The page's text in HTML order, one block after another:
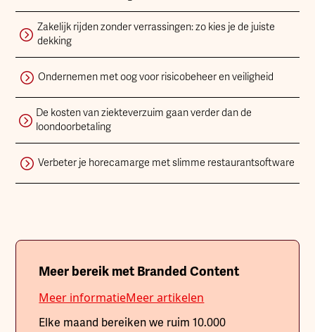
Zakelijk rijden zonder verrassingen: zo kies je de juiste
dekking
Ondernemen met oog voor risicobeheer en veiligheid
De kosten van ziekteverzuim gaan verder dan de
loondoorbetaling
Verbeter je horecamarge met slimme restaurantsoftware
Meer bereik met Branded Content
Meer informatieMeer artikelen
Elke maand bereiken we ruim 10.000